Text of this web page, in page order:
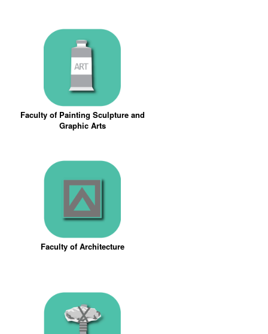
Faculty of Painting Sculpture and
Graphic Arts
Faculty of Architecture